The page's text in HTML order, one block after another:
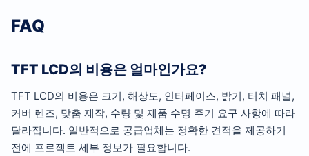
FAQ
TFT LCD의 비용은 얼마인가요?
TFT LCD의 비용은 크기, 해상도, 인터페이스, 밝기, 터치 패널,
커버 렌즈, 맞춤 제작, 수량 및 제품 수명 주기 요구 사항에 따라
달라집니다. 일반적으로 공급업체는 정확한 견적을 제공하기
전에 프로젝트 세부 정보가 필요합니다.